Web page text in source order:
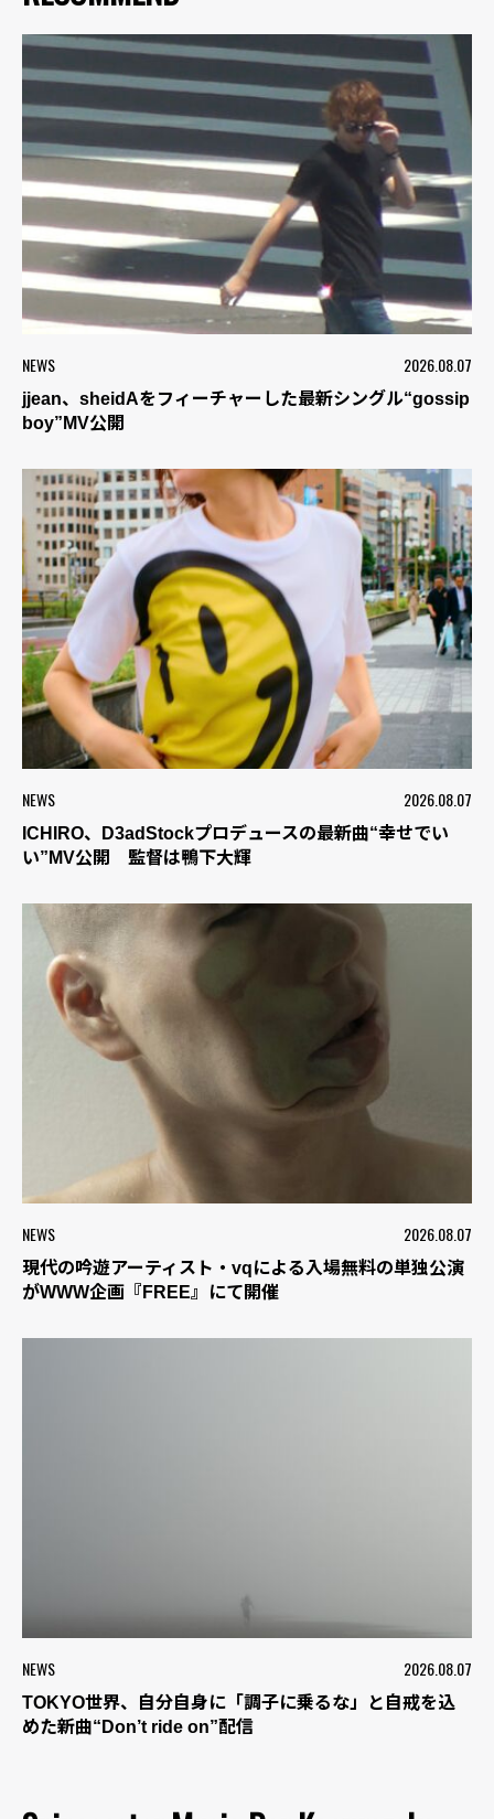
NEWS 2026.08.07
jjean、sheidAをフィーチャーした最新シングル“gossip
boy”MV公開
NEWS 2026.08.07
ICHIRO、D3adStockプロデュースの最新曲“幸せでい
い”MV公開 監督は鴨下大輝
NEWS 2026.08.07
現代の吟遊アーティスト・vqによる入場無料の単独公演
がWWW企画『FREE』にて開催
NEWS 2026.08.07
TOKYO世界、自分自身に「調子に乗るな」と自戒を込
めた新曲“Don’t ride on”配信